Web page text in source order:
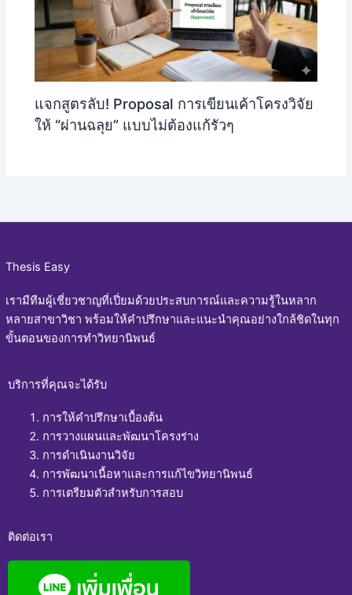
แจกสูตรลับ! Proposal การเขียนเค้าโครงวิจัย
ให้ “ผ่านฉลุย” แบบไม่ต้องแก้รัวๆ
Thesis Easy
เรามีทีมผู้เชี่ยวชาญที่เปี่ยมด้วยประสบการณ์และความรู้ในหลาก
หลายสาขาวิชา พร้อมให้คำปรึกษาและแนะนำคุณอย่างใกล้ชิดในทุก
ขั้นตอนของการทำวิทยานิพนธ์
บริการที่คุณจะได้รับ
การให้คำปรึกษาเบื้องต้น
การวางแผนและพัฒนาโครงร่าง
การดำเนินงานวิจัย
การพัฒนาเนื้อหาและการแก้ไขวิทยานิพนธ์
การเตรียมตัวสำหรับการสอบ
ติดต่อเรา